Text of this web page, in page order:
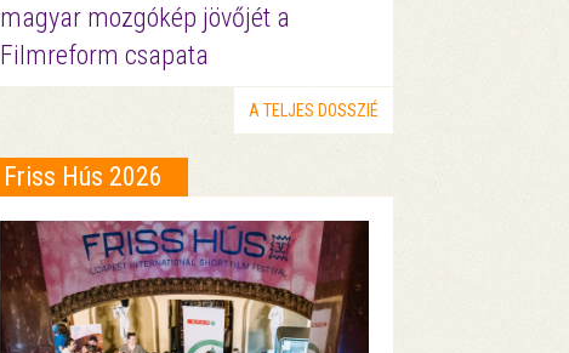
magyar mozgókép jövőjét a
Filmreform csapata
A TELJES DOSSZIÉ
Friss Hús 2026